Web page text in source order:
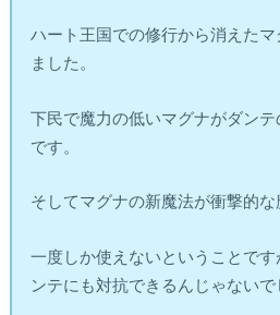
ハート王国での修行から消えた
ました。
下民で魔力の低いマグナがダン
です。
そしてマグナの新魔法が衝撃的な
一度しか使えないということで
ンテにも対抗できるんじゃないで